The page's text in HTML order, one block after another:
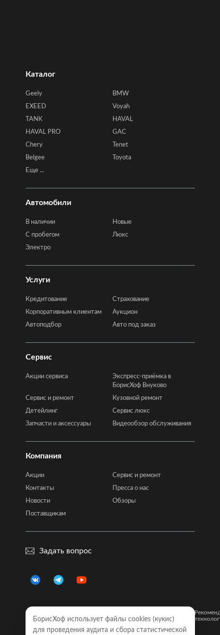
Каталог
Geely
BMW
EXEED
Voyah
TANK
HAVAL
HAVAL PRO
GAC
Chery
Tenet
Belgee
Toyota
Еще ...
Автомобили
В наличии
Новые
C пробегом
Люкс
Электро
Услуги
Кредитование
Страхование
Корпоративным клиентам
Аукцион
Автоподбор
Авто под заказ
Сервис
Акции сервиса
Экспресс-приёмка в
БорисХоф Внуково
Сервис и ремонт
Кузовной ремонт
Детейлинг
Сервис люкс
Запчасти и аксессуары
Видеообзор обслуживания
Компания
Акции
Сервис и ремонт
Контакты
Пресса о нас
Новости
Обзоры
Поставщикам
Задать вопрос
Правовая
информация
конфиденциальности
сайта
БорисХоф использует файлы cookies (кукиc)
для проведения аудита и сбора статистической